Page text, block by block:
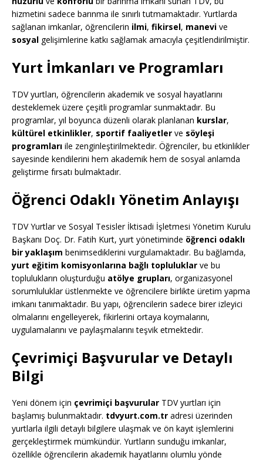
hizmetini sadece barınma ile sınırlı tutmamaktadır. Yurtlarda
sağlanan imkanlar, öğrencilerin ilmi, fikirsel, manevi ve
sosyal gelişimlerine katkı sağlamak amacıyla çeşitlendirilmiştir.
Yurt İmkanları ve Programları
TDV yurtları, öğrencilerin akademik ve sosyal hayatlarını
desteklemek üzere çeşitli programlar sunmaktadır. Bu
programlar, yıl boyunca düzenli olarak planlanan kurslar,
kültürel etkinlikler, sportif faaliyetler ve söyleşi
programları ile zenginleştirilmektedir. Öğrenciler, bu etkinlikler
sayesinde kendilerini hem akademik hem de sosyal anlamda
geliştirme fırsatı bulmaktadır.
Öğrenci Odaklı Yönetim Anlayışı
TDV Yurtlar ve Sosyal Tesisler İktisadi İşletmesi Yönetim Kurulu
Başkanı Doç. Dr. Fatih Kurt, yurt yönetiminde öğrenci odaklı
bir yaklaşım benimsediklerini vurgulamaktadır. Bu bağlamda,
yurt eğitim komisyonlarına bağlı topluluklar ve bu
toplulukların oluşturduğu atölye grupları, organizasyonel
sorumluluklar üstlenmekte ve öğrencilere birlikte üretim yapma
imkanı tanımaktadır. Bu yapı, öğrencilerin sadece birer izleyici
olmalarını engelleyerek, fikirlerini ortaya koymalarını,
uygulamalarını ve paylaşmalarını teşvik etmektedir.
Çevrimiçi Başvurular ve Detaylı
Bilgi
Yeni dönem için çevrimiçi başvurular TDV yurtları için
başlamış bulunmaktadır. tdvyurt.com.tr adresi üzerinden
yurtlarla ilgili detaylı bilgilere ulaşmak ve ön kayıt işlemlerini
gerçekleştirmek mümkündür. Yurtların sunduğu imkanlar,
özellikle öğrencilerin akademik hayatlarını olumlu yönde